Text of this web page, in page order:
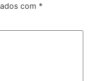
com *